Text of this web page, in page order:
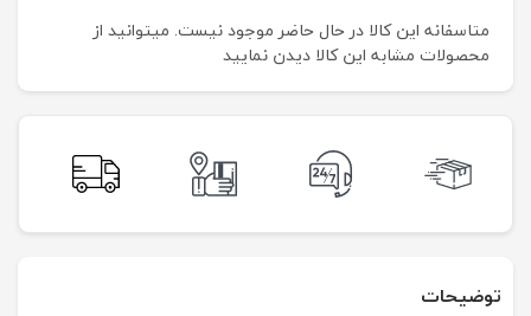
متاسفانه این کالا در حال حاضر موجود نیست. می‍توانید از
محصولات مشابه این کالا دیدن نمایید
توضیحات